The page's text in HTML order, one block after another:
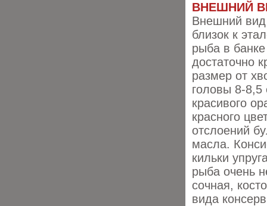
ВНЕШНИЙ
Внешний
близок к
рыба в
достаточно
размер от
головы 8-8,5
красивого
красного
отслоений
масла.
кильки
рыба очень
сочная,
вида